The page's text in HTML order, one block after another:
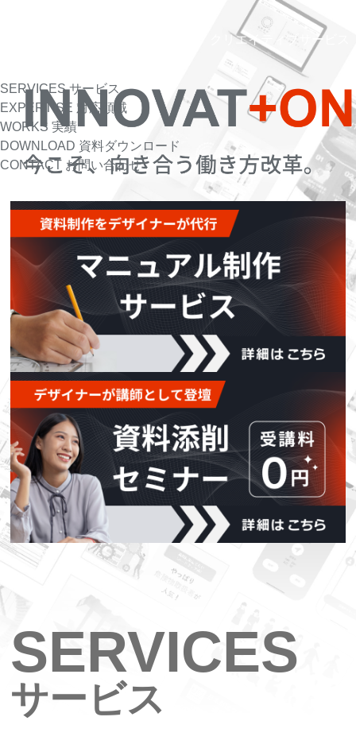
クリエイティブサービス
SERVICES サービス
EXPERTISE 対応領域
WORKS 実績
DOWNLOAD 資料ダウンロード
CONTACT お問い合わせ
SERVICES
サービス